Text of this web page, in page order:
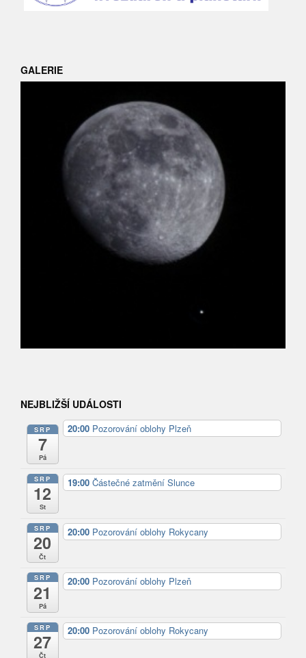
GALERIE
NEJBLIŽŠÍ UDÁLOSTI
SRP
7
Pá
20:00 Pozorování oblohy Plzeň
SRP
12
St
19:00 Částečné zatmění Slunce
SRP
20
Čt
20:00 Pozorování oblohy Rokycany
SRP
21
Pá
20:00 Pozorování oblohy Plzeň
SRP
27
Čt
20:00 Pozorování oblohy Rokycany